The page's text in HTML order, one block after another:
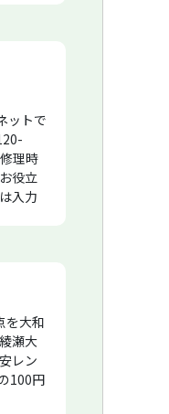
ットで
理時
役立
入力
ひご
す。
ングベ
を大和
瀬大
レン
100円